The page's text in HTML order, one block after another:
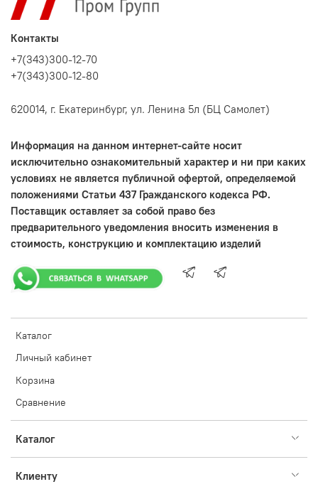
Каталог
Личный кабинет
Корзина
Сравнение
Каталог
Клиенту
Контакты
+7(343)300-12-70
+7(343)300-12-80
620014, г. Екатеринбург, ул. Ленина 5л (БЦ Самолет)
Информация на данном интернет-сайте носит
исключительно ознакомительный характер и ни при каких
условиях не является публичной офертой, определяемой
положениями Статьи 437 Гражданского кодекса РФ.
Поставщик оставляет за собой право без
предварительного уведомления вносить изменения в
стоимость, конструкцию и комплектацию изделий